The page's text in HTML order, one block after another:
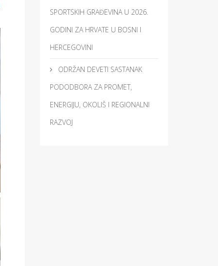
SPORTSKIH GRAĐEVINA U 2026.
GODINI ZA HRVATE U BOSNI I
HERCEGOVINI
ODRŽAN DEVETI SASTANAK
PODODBORA ZA PROMET,
ENERGIJU, OKOLIŠ I REGIONALNI
RAZVOJ